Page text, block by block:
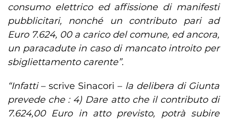
consumo elettrico ed affissione di manifesti
pubblicitari, nonché un contributo pari ad
Euro 7.624, 00 a carico del comune, ed ancora,
un paracadute in caso di mancato introito per
sbigliettamento carente”.
“Infatti– scrive Sinacori – la delibera di Giunta
prevede che : 4) Dare atto che il contributo di
7.624,00 Euro in atto previsto, potrà subire